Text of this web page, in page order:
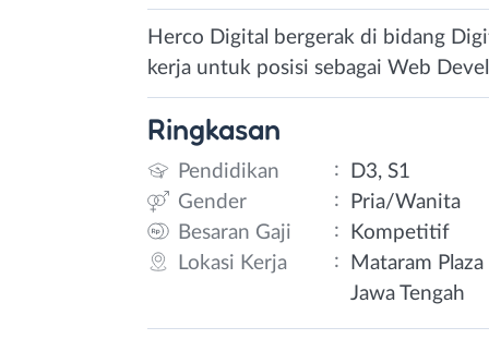
Herco Digital bergerak di bidang
kerja untuk posisi sebagai Web
Ringkasan
Pendidikan :
D3, S1
Gender
:
Pria/Wanita
Besaran Gaji
:
Kompetitif
Lokasi Kerja
:
Mataram
Jawa Tengah